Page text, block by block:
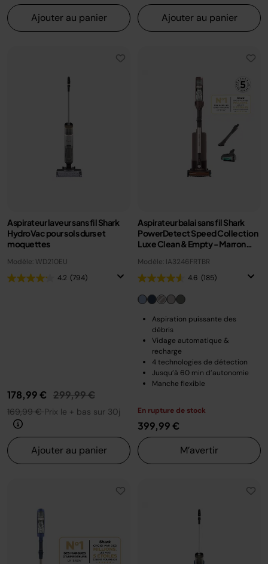
Ajouter au panier
Ajouter au panier
Aspirateur laveur sans fil Shark
HydroVac pour sols durs et
moquettes
Modèle: WD210EU
4.2 (794)
178,99 € Prix réduit de
299,99 €au
169,99 €Prix le + bas sur 30j
Ajouter au panier
Aspirateur balai sans fil Shark
PowerDetect Speed Collection
Luxe Clean & Empty - Marron
Modèle: IA3246FRTBR
4.6 (185)
Aspiration puissante des
débris
Vidage automatique &
recharge
4 technologies de détection
Jusqu’à 60 min d’autonomie
Manche flexible
En rupture de stock
399,99 €
M’avertir